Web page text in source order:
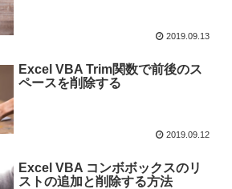
2019.09.13
Excel VBA Trim関数で前後のス
ペースを削除する
2019.09.12
Excel VBA コンボボックスのリ
ストの追加と削除する方法